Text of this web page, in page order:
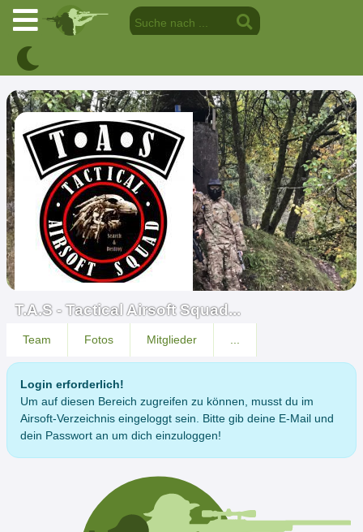
T.A.S - Tactical Airsoft Squad...
Team Fotos Mitglieder
Login erforderlich!
Um auf diesen Bereich zugreifen zu können, musst du im
Airsoft-Verzeichnis eingeloggt sein. Bitte gib deine E-Mail und
dein Passwort an um dich einzuloggen!